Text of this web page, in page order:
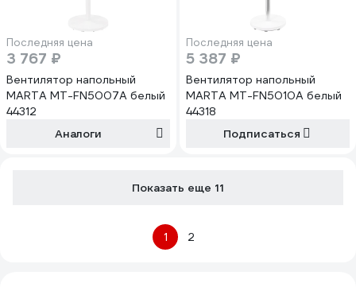
Последняя цена
3 767 ₽
Вентилятор напольный
MARTA MT-FN5007A белый
44312
Аналоги
Последняя цена
5 387 ₽
Вентилятор напольный
MARTA MT-FN5010A белый
44318
Подписаться
Показать еще 11
1 2